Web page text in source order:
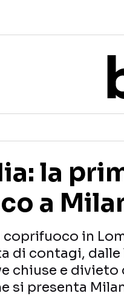
la
a
in
di contagi, dalle
chiuse e divieto
si presenta